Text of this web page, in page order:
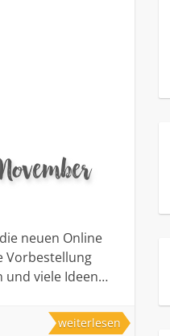
neuen Online
Vorbestellung
und viele Ideen…
weiterlesen